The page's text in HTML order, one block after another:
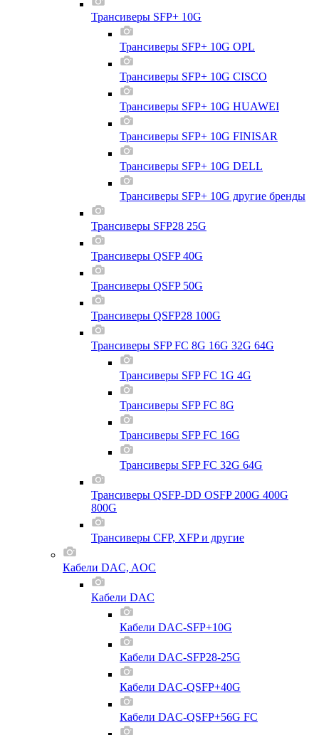
Трансиверы SFP+ 10G
Трансиверы SFP+ 10G OPL
Трансиверы SFP+ 10G CISCO
Трансиверы SFP+ 10G HUAWEI
Трансиверы SFP+ 10G FINISAR
Трансиверы SFP+ 10G DELL
Трансиверы SFP+ 10G другие бренды
Трансиверы SFP28 25G
Трансиверы QSFP 40G
Трансиверы QSFP 50G
Трансиверы QSFP28 100G
Трансиверы SFP FC 8G 16G 32G 64G
Трансиверы SFP FC 1G 4G
Трансиверы SFP FC 8G
Трансиверы SFP FC 16G
Трансиверы SFP FC 32G 64G
Трансиверы QSFP-DD OSFP 200G 400G
800G
Трансиверы CFP, XFP и другие
Кабели DAC, AOC
Кабели DAC
Кабели DAC-SFP+10G
Кабели DAC-SFP28-25G
Кабели DAC-QSFP+40G
Кабели DAC-QSFP+56G FC